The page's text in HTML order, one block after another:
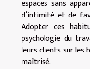
espaces sans
d’intimité et de
Adopter ces
psychologie du
leurs clients sur les
maîtrisé.